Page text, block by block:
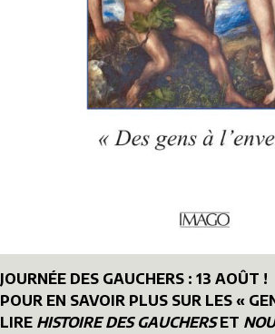
JOURNÉE DES GAUCHERS : 13 AOÛT !
POUR EN SAVOIR PLUS SUR LES «
LIRE HISTOIRE DES GAUCHERSET